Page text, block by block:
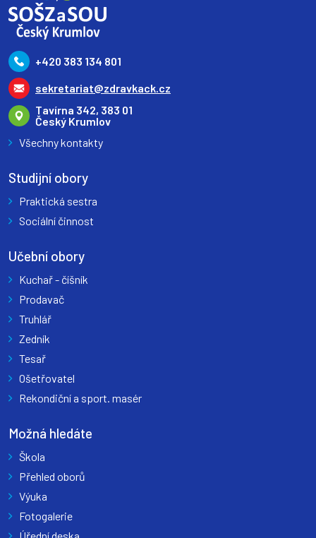
+420 383 134 801
sekretariat@zdravkack.cz
Tavírna 342, 383 01
Český Krumlov
Všechny kontakty
Studijní obory
Praktická sestra
Sociální činnost
Učební obory
Kuchař - číšník
Prodavač
Truhlář
Zedník
Tesař
Ošetřovatel
Rekondiční a sport. masér
Možná hledáte
Škola
Přehled oborů
Výuka
Fotogalerie